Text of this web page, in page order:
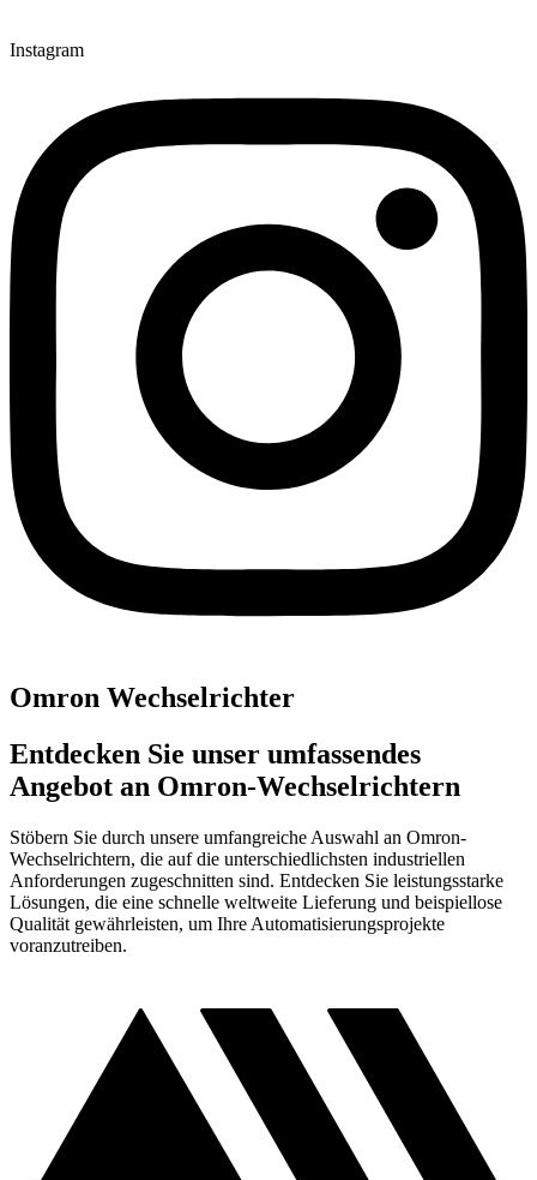
Instagram
Omron Wechselrichter
Entdecken Sie unser umfassendes
Angebot an Omron-Wechselrichtern
Stöbern Sie durch unsere umfangreiche Auswahl an Omron-
Wechselrichtern, die auf die unterschiedlichsten industriellen
Anforderungen zugeschnitten sind. Entdecken Sie leistungsstarke
Lösungen, die eine schnelle weltweite Lieferung und beispiellose
Qualität gewährleisten, um Ihre Automatisierungsprojekte
voranzutreiben.